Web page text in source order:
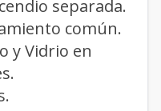
separada.
común.
y Vidrio en